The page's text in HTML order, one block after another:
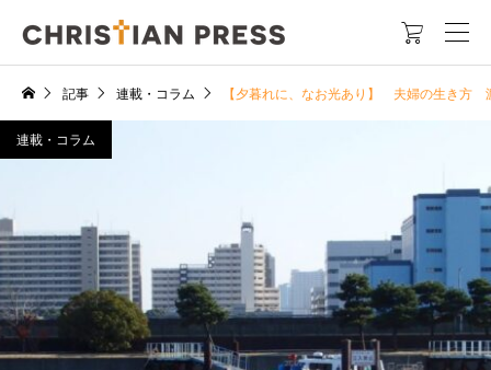

記事 連載・コラム 【夕暮れに、なお光あり】 夫婦の生き方
連載・コラム